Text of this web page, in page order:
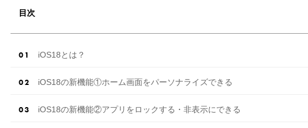
目次
iOS18とは？
iOS18の新機能①ホーム画面をパーソナライズできる
iOS18の新機能②アプリをロックする・非表示にできる